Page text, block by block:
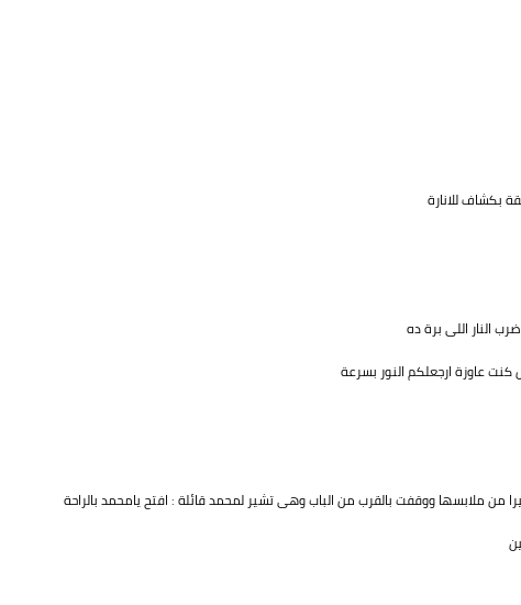
بكشاف للانارة
النار اللى برة ده
عاوزة ارجعلكم النور بسرعة
من ملابسها ووقفت بالقرب من الباب وهى تشير لمحمد قائلة : افتح يامحمد بالراحة